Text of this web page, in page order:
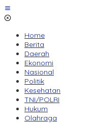
Lewati
ke
Home
Berita
Daerah
Ekonomi
Nasional
Politik
Kesehatan
TNI/POLRI
Hukum
Olahraga